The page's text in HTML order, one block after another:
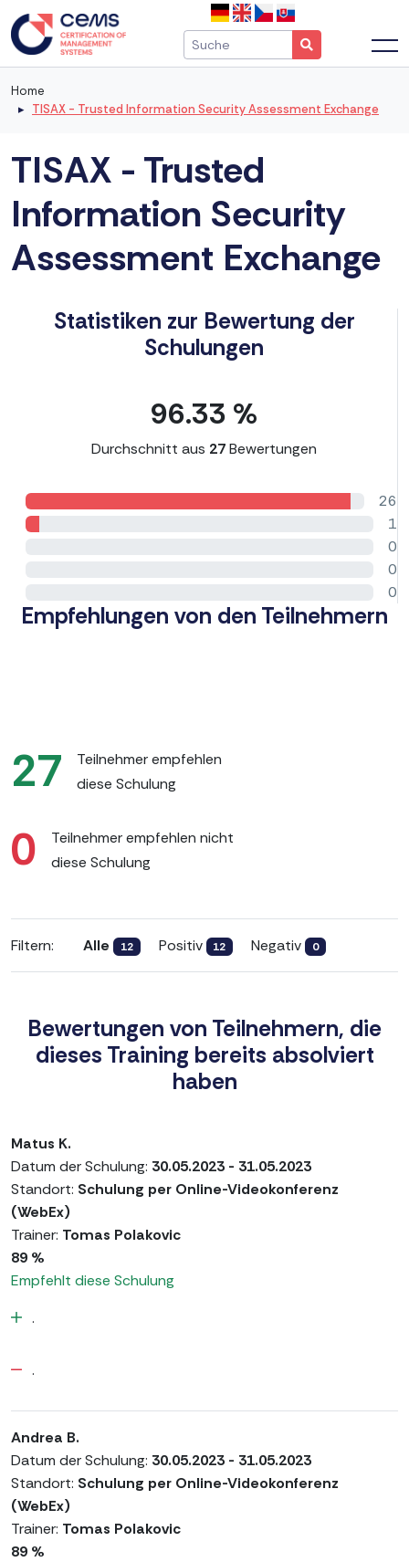
Home
TISAX - Trusted Information Security Assessment Exchange
TISAX - Trusted
Information Security
Assessment Exchange
Statistiken zur Bewertung der
Schulungen
96.33 %
Durchschnitt aus 27Bewertungen
26
1
0
0
0
Empfehlungen von den Teilnehmern
27
Teilnehmer empfehlen
diese Schulung
0
Teilnehmer empfehlen nicht
diese Schulung
Filtern: Alle 12 Positiv 12 Negativ 0
Bewertungen von Teilnehmern, die
dieses Training bereits absolviert
haben
Matus K.
Datum der Schulung: 30.05.2023 - 31.05.2023
Standort: Schulung per Online-Videokonferenz
(WebEx)
Trainer: Tomas Polakovic
89 %
Empfehlt diese Schulung
.
.
Andrea B.
Datum der Schulung: 30.05.2023 - 31.05.2023
Standort: Schulung per Online-Videokonferenz
(WebEx)
Trainer: Tomas Polakovic
89 %